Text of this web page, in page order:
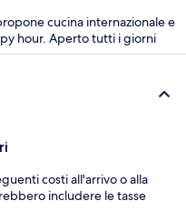
cucina internazionale e
hour. Aperto tutti i giorni
costi all'arrivo o alla
includere le tasse